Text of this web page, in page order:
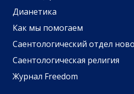
Дианетика
Как мы помогаем
Саентологический отдел
Саентологическая религия
Журнал Freedom